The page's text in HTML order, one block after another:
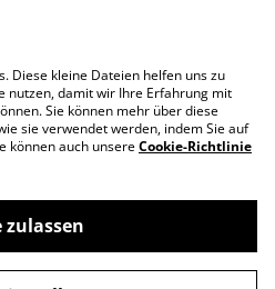
Impressum
Richtlinie
Diese kleine Dateien helfen uns zu
nutzen, damit wir Ihre Erfahrung mit
Sie können mehr über diese
sie verwendet werden, indem Sie auf
können auch unsereCookie-Richtlinie
zulassen